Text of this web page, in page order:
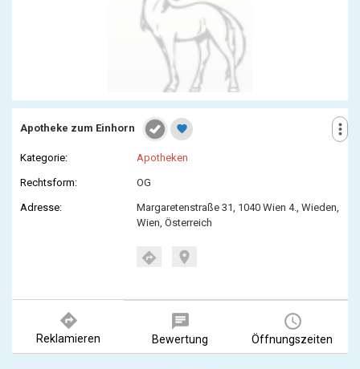
more_vert
Apotheke zum Einhorn favorite
Kategorie: Apotheken
Rechtsform: OG
Adresse:
Margaretenstraße 31, 1040 Wien 4., Wieden,
Wien, Österreich
directions location_on
directions
Reklamieren
chat
Bewertung
query_builder
Öffnungszeiten